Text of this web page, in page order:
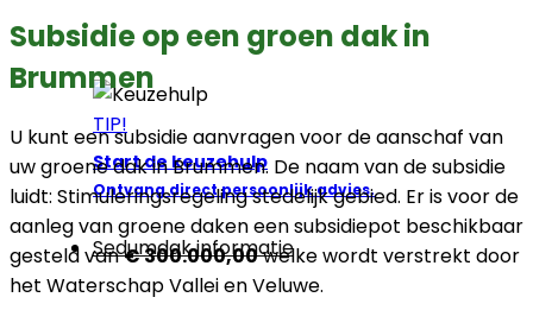
TIP!
Start de keuzehulp
Ontvang direct persoonlijk advies.
Sedumdak informatie
Subsidie op een groen dak in
Brummen
U kunt een subsidie aanvragen voor de aanschaf van
uw groene dak in Brummen. De naam van de subsidie
luidt: Stimuleringsregeling stedelijk gebied. Er is voor de
aanleg van groene daken een subsidiepot beschikbaar
gesteld van€ 300.000,00welke wordt verstrekt door
het Waterschap Vallei en Veluwe.